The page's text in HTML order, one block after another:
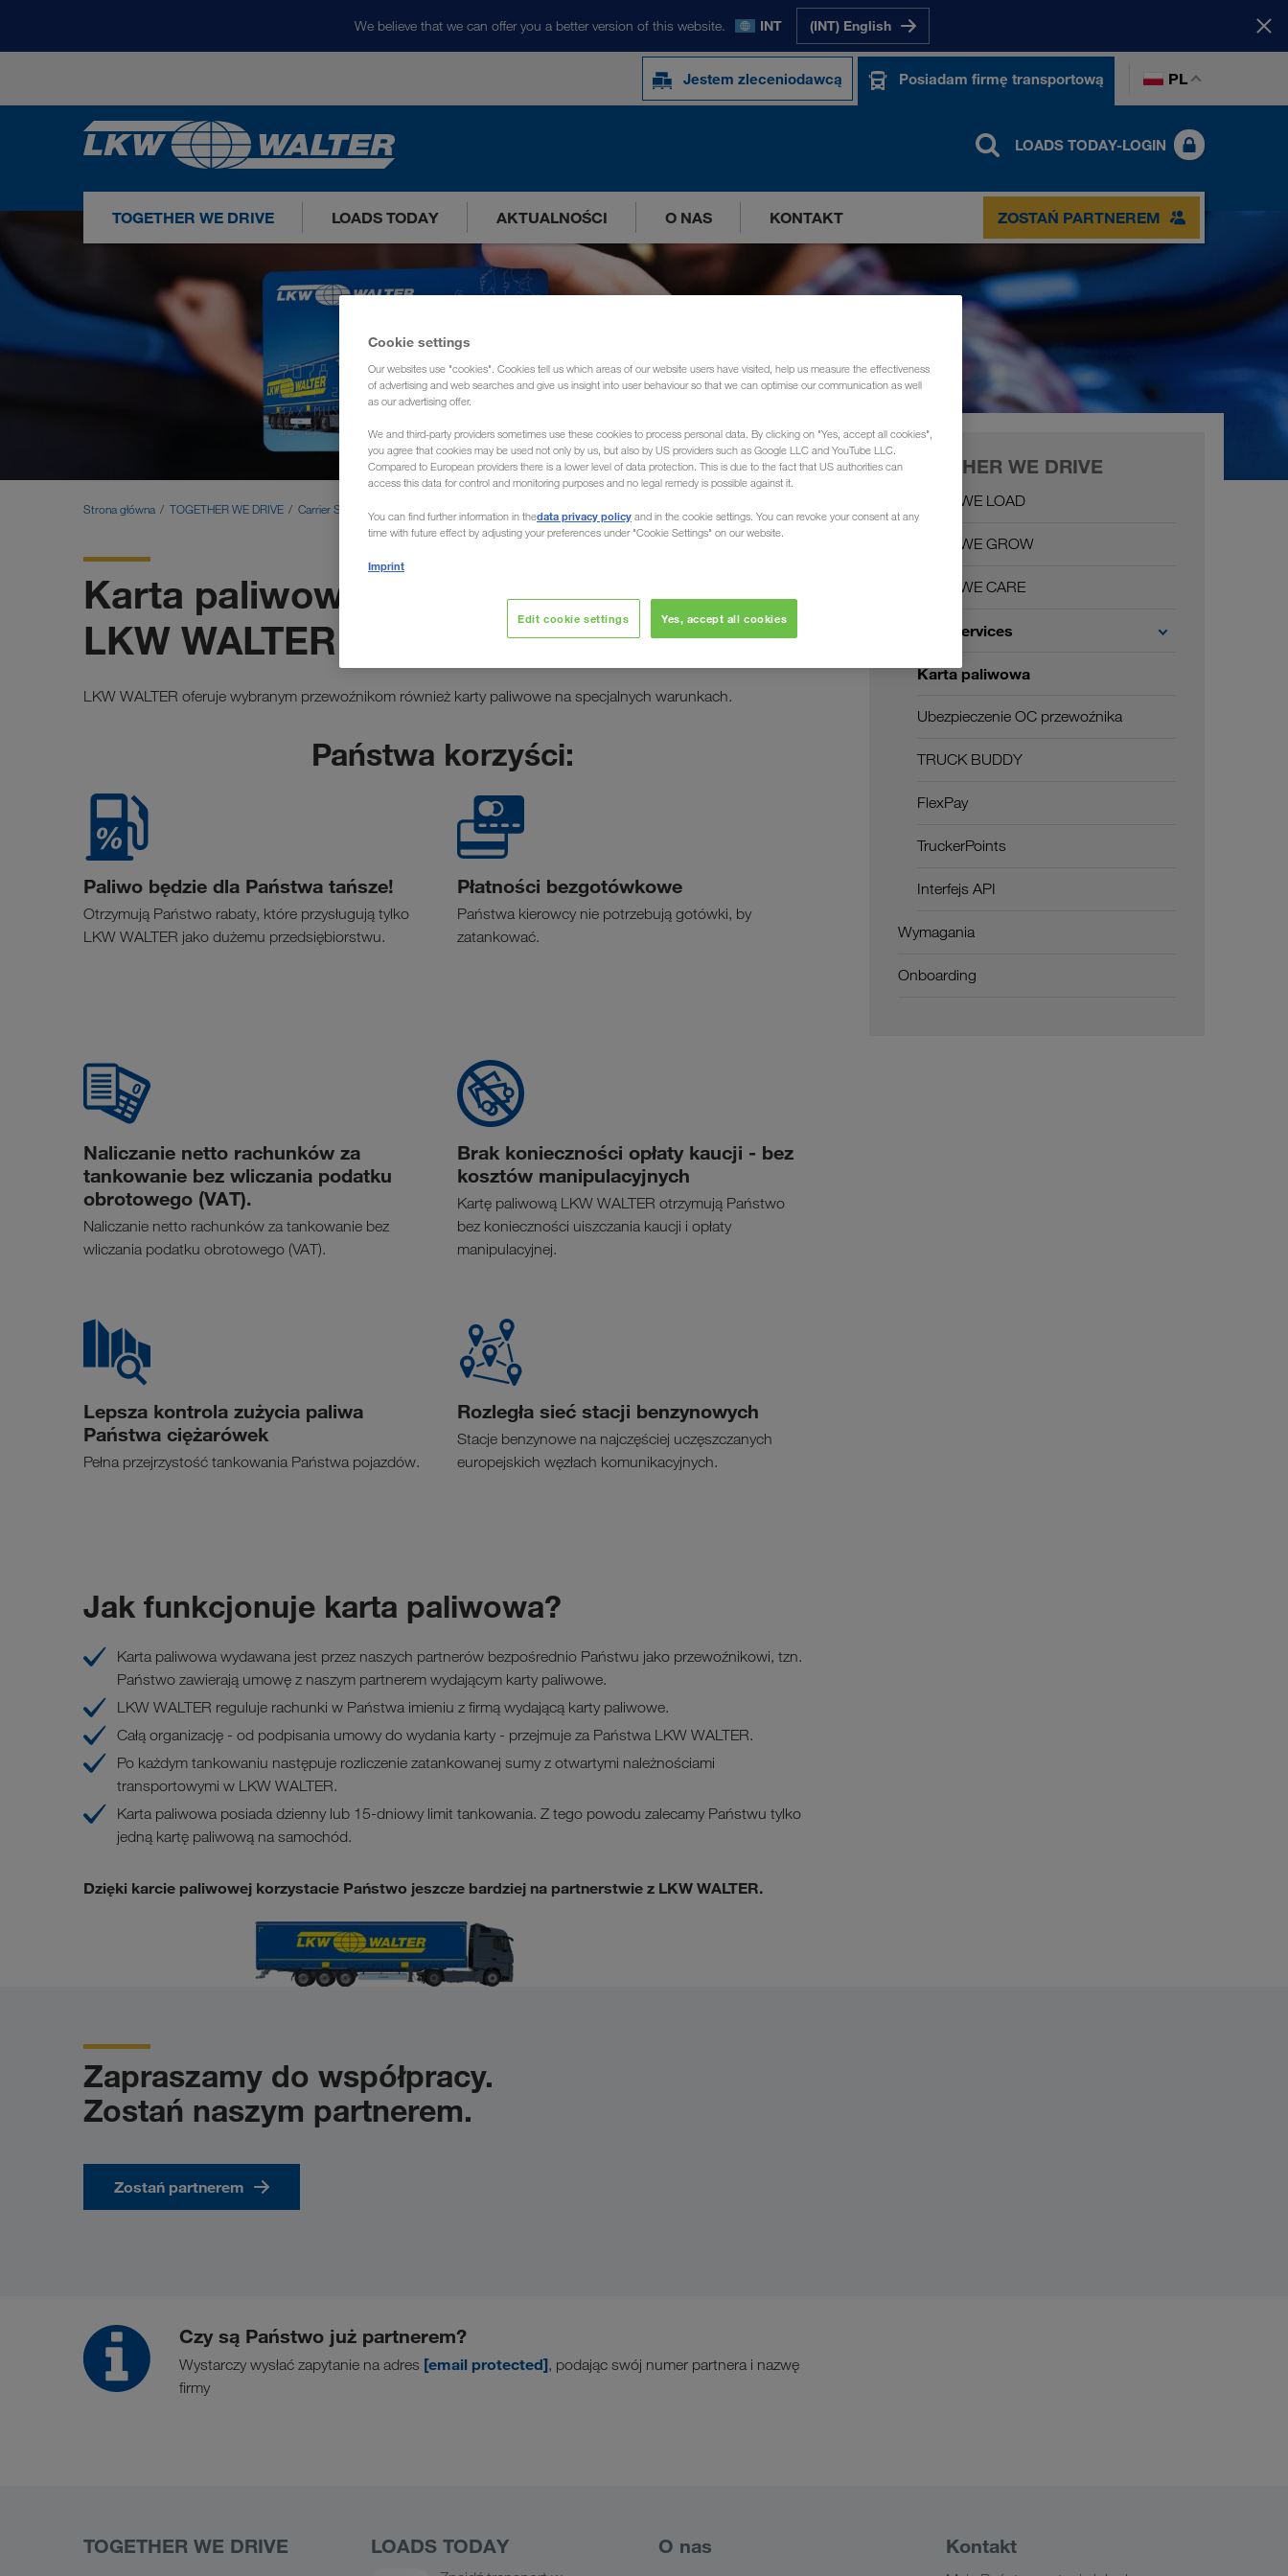
We believe that we can offer you a better version of this website. INT (INT) English
Jestem zleceniodawcą Posiadam firmę transportową PL
LOADS TODAY-LOGIN
TOGETHER WE DRIVE LOADS TODAY AKTUALNOŚCI O NAS KONTAKT ZOSTAŃ PARTNEREM
Strona główna TOGETHER WE DRIVE Carrier Services
Karta paliwowa dla przewoźników
LKW WALTER
LKW WALTER oferuje wybranym przewoźnikom również karty paliwowe na specjalnych warunkach.
Państwa korzyści:
Paliwo będzie dla Państwa tańsze!
Otrzymują Państwo rabaty, które przysługują tylko
LKW WALTER jako dużemu przedsiębiorstwu.
Płatności bezgotówkowe
Państwa kierowcy nie potrzebują gotówki, by
zatankować.
Naliczanie netto rachunków za
tankowanie bez wliczania podatku
obrotowego (VAT).
Naliczanie netto rachunków za tankowanie bez
wliczania podatku obrotowego (VAT).
Brak konieczności opłaty kaucji - bez
kosztów manipulacyjnych
Kartę paliwową LKW WALTER otrzymują Państwo
bez konieczności uiszczania kaucji i opłaty
manipulacyjnej.
Lepsza kontrola zużycia paliwa
Państwa ciężarówek
Pełna przejrzystość tankowania Państwa pojazdów.
Rozległa sieć stacji benzynowych
Stacje benzynowe na najczęściej uczęszczanych
europejskich węzłach komunikacyjnych.
Jak funkcjonuje karta paliwowa?
Karta paliwowa wydawana jest przez naszych partnerów bezpośrednio Państwu jako przewoźnikowi, tzn.
Państwo zawierają umowę z naszym partnerem wydającym karty paliwowe.
LKW WALTER reguluje rachunki w Państwa imieniu z firmą wydającą karty paliwowe.
Całą organizację - od podpisania umowy do wydania karty - przejmuje za Państwa LKW WALTER.
Po każdym tankowaniu następuje rozliczenie zatankowanej sumy z otwartymi należnościami
transportowymi w LKW WALTER.
Karta paliwowa posiada dzienny lub 15-dniowy limit tankowania. Z tego powodu zalecamy Państwu tylko
jedną kartę paliwową na samochód.
Dzięki karcie paliwowej korzystacie Państwo jeszcze bardziej na partnerstwie z LKW WALTER.
Zapraszamy do współpracy.
Zostań naszym partnerem.
Zostań partnerem
Czy są Państwo już partnerem?
Wystarczy wysłać zapytanie na adres [email protected], podając swój numer partnera i nazwę
firmy
TOGETHER WE DRIVE
Together WE LOAD
Together WE GROW
Together WE CARE
Carrier Services
Karta paliwowa
Ubezpieczenie OC przewoźnika
TRUCK BUDDY
FlexPay
TruckerPoints
Interfejs API
Wymagania
Onboarding
TOGETHER WE DRIVE LOADS TODAY O nas Kontakt
Cookie settings
Our websites use "cookies". Cookies tell us which areas of our website users have visited, help us measure the effectiveness
of advertising and web searches and give us insight into user behaviour so that we can optimise our communication as well
as our advertising offer.
We and third-party providers sometimes use these cookies to process personal data. By clicking on "Yes, accept all cookies",
you agree that cookies may be used not only by us, but also by US providers such as Google LLC and YouTube LLC.
Compared to European providers there is a lower level of data protection. This is due to the fact that US authorities can
access this data for control and monitoring purposes and no legal remedy is possible against it.
You can find further information in thedata privacy policy and in the cookie settings. You can revoke your consent at any
time with future effect by adjusting your preferences under "Cookie Settings" on our website.
Imprint
Edit cookie settings Yes, accept all cookies